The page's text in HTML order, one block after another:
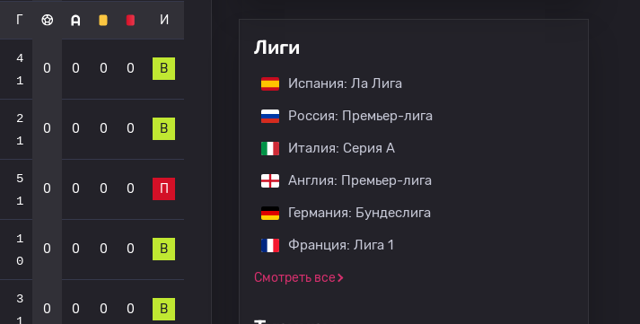
Г И
4
1
0 0 0 0 В
2
1
0 0 0 0 В
5
1
0 0 0 0 П
1
0
0 0 0 0 В
3
1
0 0 0 0 В
Лиги
Испания: Ла Лига
Россия: Премьер-лига
Италия: Серия А
Англия: Премьер-лига
Германия: Бундеслига
Франция: Лига 1
Смотреть все